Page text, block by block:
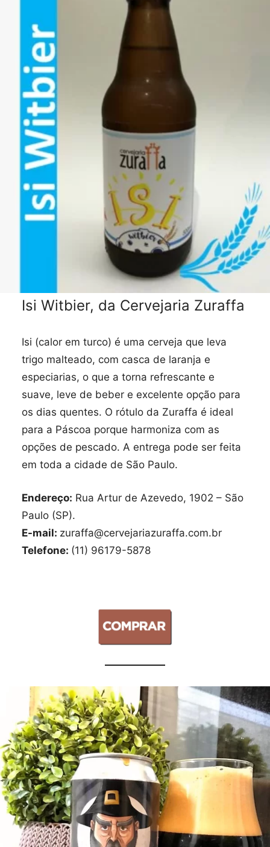
Isi Witbier, da Cervejaria Zuraffa
Isi (calor em turco) é uma cerveja que leva
trigo malteado, com casca de laranja e
especiarias, o que a torna refrescante e
suave, leve de beber e excelente opção para
os dias quentes. O rótulo da Zuraffa é ideal
para a Páscoa porque harmoniza com as
opções de pescado. A entrega pode ser feita
em toda a cidade de São Paulo.
Endereço: Rua Artur de Azevedo, 1902 – São
Paulo (SP).
E-mail: zuraffa@cervejariazuraffa.com.br
Telefone: (11) 96179-5878